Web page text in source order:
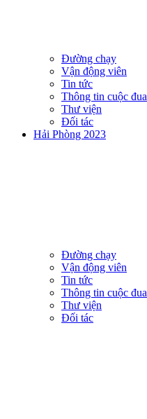
Đường chạy
Vận động viên
Tin tức
Thông tin cuộc đua
Thư viện
Đối tác
Hải Phòng 2023
Đường chạy
Vận động viên
Tin tức
Thông tin cuộc đua
Thư viện
Đối tác